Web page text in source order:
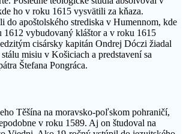
ho v roku 1615 vysvätili za kňaza.
do apoštolského strediska v Humennom, kde
vybudovaný kláštor a v roku 1615
cisársky kapitán Ondrej Dóczi žiadal
misiu v Košiciach a predstavení sa
Štefana Pongráca.
Těšína na moravsko-poľskom pohraničí,
v roku 1589. Aj on študoval na